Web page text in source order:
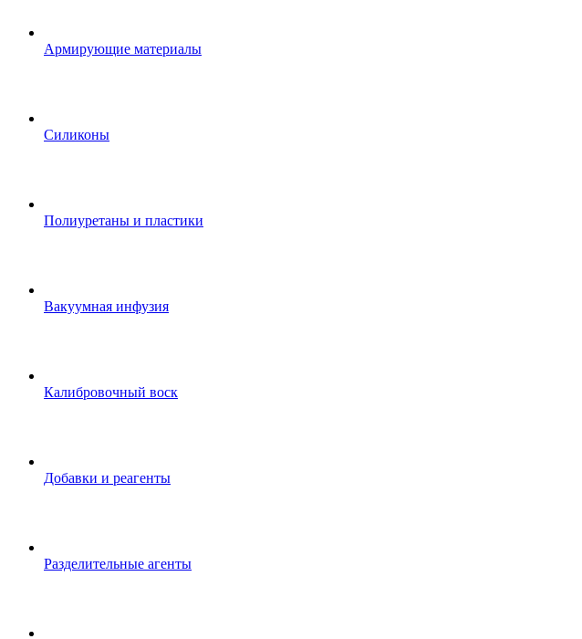
Армирующие материалы
Силиконы
Полиуретаны и пластики
Вакуумная инфузия
Калибровочный воск
Добавки и реагенты
Разделительные агенты